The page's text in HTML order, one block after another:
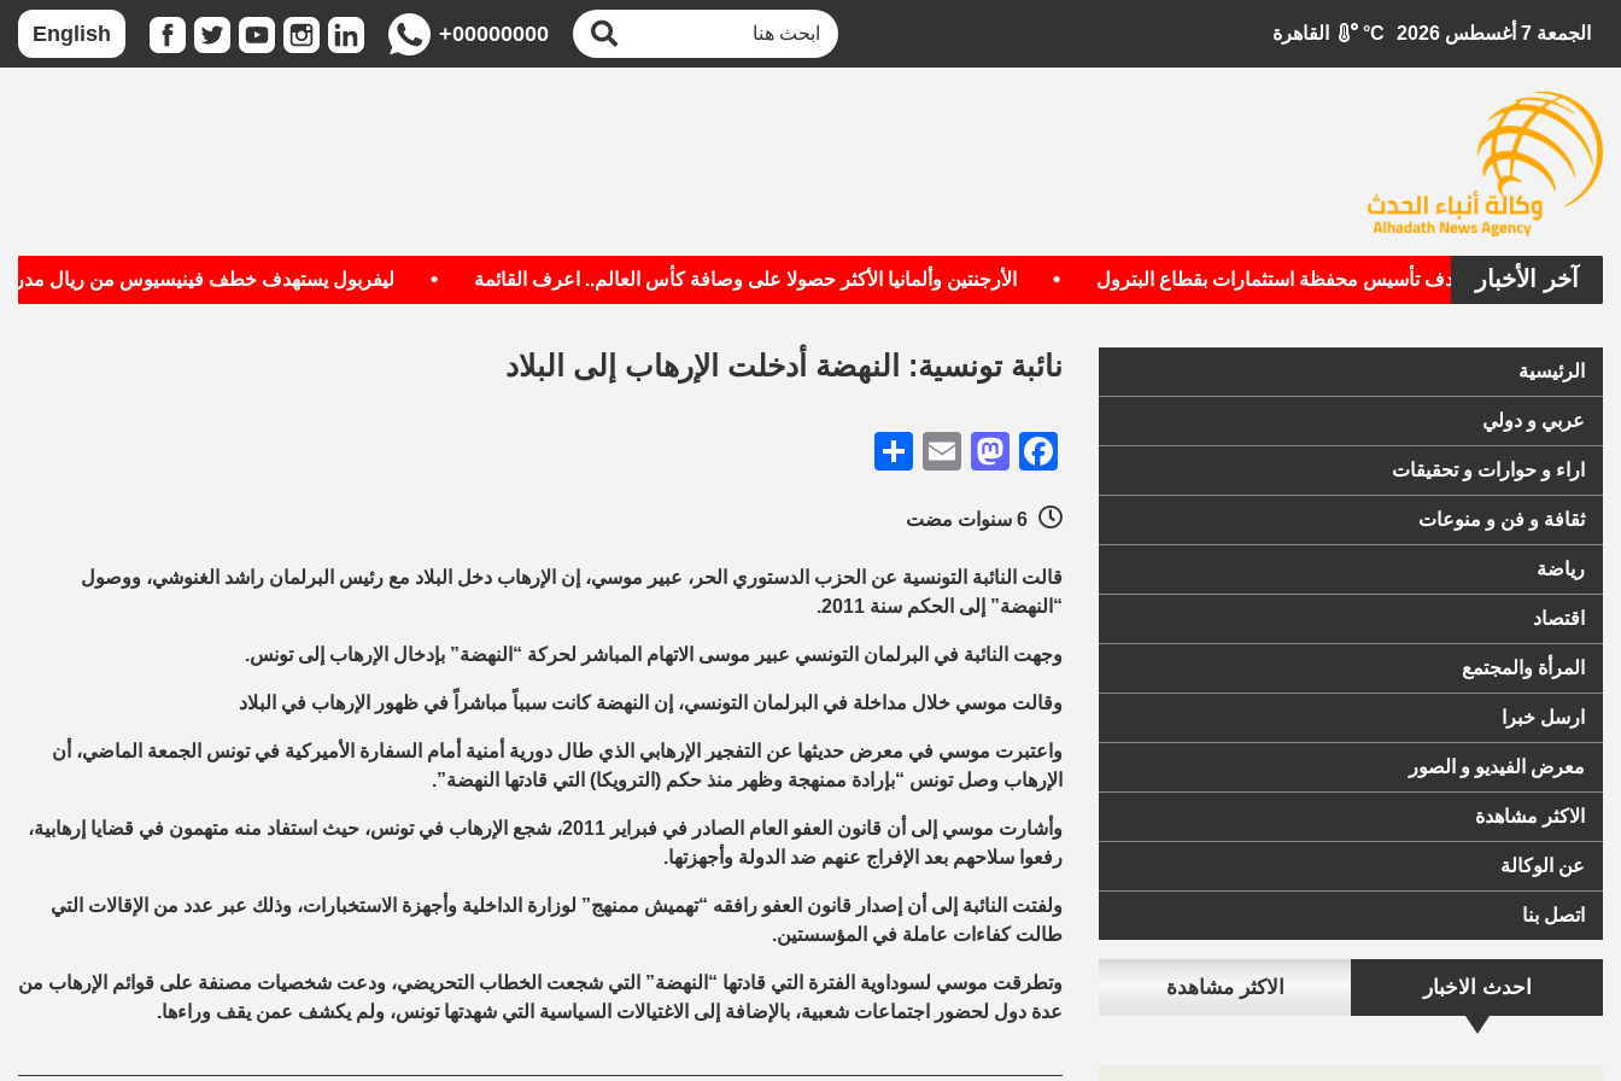
الجمعة 7 أغسطس 2026 °C
+00000000
English
آخر الأخبار
الأمريكية تستهدف تأسيس محفظة استثمارات بقطاع البترول الأرجنتين وألمانيا الأكثر حصولا على وصافة كأس العالم.. اعرف القائمة ليفربول يستهدف خطف فينيسيوس من ريال مدريد
الرئيسية
عربي و دولي
اراء و حوارات و تحقيقات
ثقافة و فن و منوعات
رياضة
اقتصاد
المرأة والمجتمع
ارسل خبرا
معرض الفيديو و الصور
الاكثر مشاهدة
عن الوكالة
اتصل بنا
احدث الاخبار الاكثر مشاهدة
نائبة تونسية: النهضة أدخلت الإرهاب إلى البلاد
Facebook
Mastodon
Email
قالت النائبة التونسية عن الحزب الدستوري الحر، عبير موسي، إن الإرهاب دخل البلاد مع رئيس البرلمان راشد الغنوشي، ووصول
“النهضة” إلى الحكم سنة 2011.
وجهت النائبة في البرلمان التونسي عبير موسى الاتهام المباشر لحركة “النهضة” بإدخال الإرهاب إلى تونس.
وقالت موسي خلال مداخلة في البرلمان التونسي، إن النهضة كانت سبباً مباشراً في ظهور الإرهاب في البلاد
واعتبرت موسي في معرض حديثها عن التفجير الإرهابي الذي طال دورية أمنية أمام السفارة الأميركية في تونس الجمعة الماضي، أن
الإرهاب وصل تونس “بإرادة ممنهجة وظهر منذ حكم (الترويكا) التي قادتها النهضة”.
وأشارت موسي إلى أن قانون العفو العام الصادر في فبراير 2011، شجع الإرهاب في تونس، حيث استفاد منه متهمون في قضايا إرهابية،
رفعوا سلاحهم بعد الإفراج عنهم ضد الدولة وأجهزتها.
ولفتت النائبة إلى أن إصدار قانون العفو رافقه “تهميش ممنهج” لوزارة الداخلية وأجهزة الاستخبارات، وذلك عبر عدد من الإقالات التي
طالت كفاءات عاملة في المؤسستين.
وتطرقت موسي لسوداوية الفترة التي قادتها “النهضة” التي شجعت الخطاب التحريضي، ودعت شخصيات مصنفة على قوائم الإرهاب من
عدة دول لحضور اجتماعات شعبية، بالإضافة إلى الاغتيالات السياسية التي شهدتها تونس، ولم يكشف عمن يقف وراءها.